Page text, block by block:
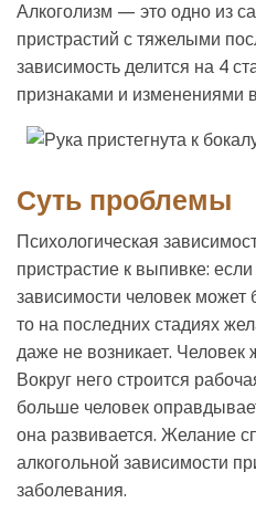
Алкоголизм — это одно из
пристрастий с тяжелыми
зависимость делится на 4
признаками и изменениями
Суть проблемы
Психологическая
пристрастие к выпивке:
зависимости человек может
то на последних стадиях
даже не возникает. Человек
Вокруг него строится
больше человек
она развивается. Желание
алкогольной зависимости
заболевания.